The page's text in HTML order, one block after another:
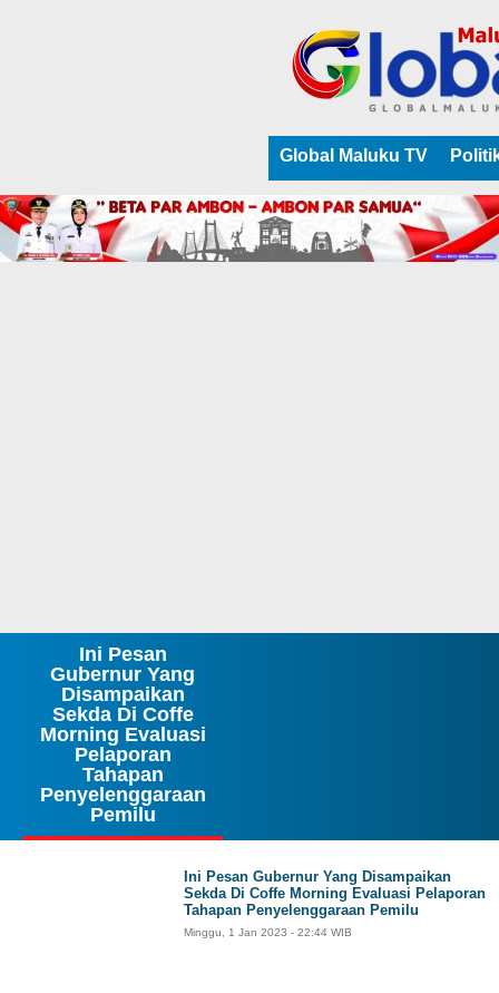
Global Maluku TV
Ini Pesan
Gubernur Yang
Disampaikan
Sekda Di Coffe
Morning Evaluasi
Pelaporan
Tahapan
Penyelenggaraan
Pemilu
Ini Pesan Gubernur Yang Disampaikan
Sekda Di Coffe Morning Evaluasi Pelaporan
Tahapan Penyelenggaraan Pemilu
Minggu, 1 Jan 2023 - 22:44 WIB